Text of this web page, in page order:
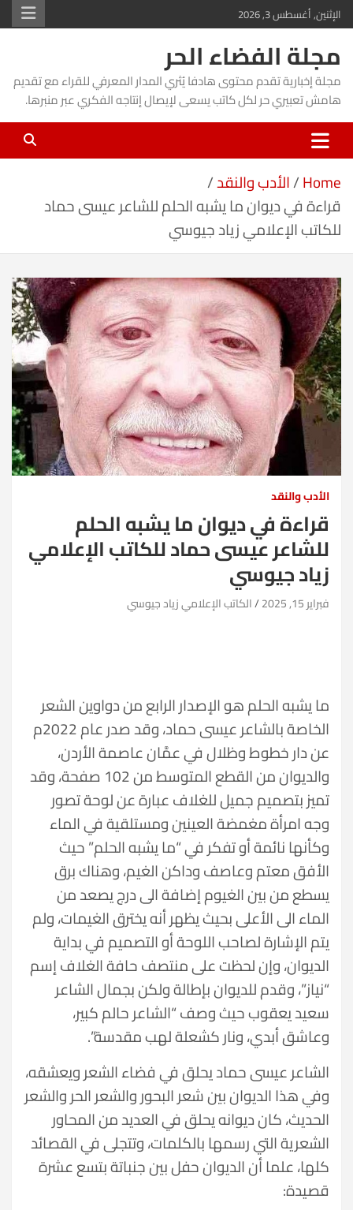
Skip
to
content
الإثنين, أغسطس 3, 2026
مجلة الفضاء الحر
مجلة إخبارية تقدم محتوى هادفا يُثري المدار المعرفي للقراء مع تقديم
هامش تعبيري حر لكل كاتب يسعى لإيصال إنتاجه الفكري عبر منبرها.
Home الأدب والنقد
قراءة في ديوان ما يشبه الحلم للشاعر عيسى حماد
للكاتب الإعلامي زياد جيوسي
الأدب والنقد
قراءة في ديوان ما يشبه الحلم
للشاعر عيسى حماد للكاتب الإعلامي
زياد جيوسي
فبراير 15, 2025 الكاتب الإعلامي زياد جيوسي
ما يشبه الحلم هو الإصدار الرابع من دواوين الشعر
الخاصة بالشاعر عيسى حماد، وقد صدر عام 2022م
عن دار خطوط وظلال في عمَّان عاصمة الأردن،
والديوان من القطع المتوسط من 102 صفحة، وقد
تميز بتصميم جميل للغلاف عبارة عن لوحة تصور
وجه امرأة مغمضة العينين ومستلقية في الماء
وكأنها نائمة أو تفكر في “ما يشبه الحلم” حيث
الأفق معتم وعاصف وداكن الغيم، وهناك برق
يسطع من بين الغيوم إضافة الى درج يصعد من
الماء الى الأعلى بحيث يظهر أنه يخترق الغيمات، ولم
يتم الإشارة لصاحب اللوحة أو التصميم في بداية
الديوان، وإن لحظت على منتصف حافة الغلاف إسم
“نياز”، وقدم للديوان بإطالة ولكن بجمال الشاعر
سعيد يعقوب حيث وصف “الشاعر حالم كبير،
وعاشق أبدي، ونار كشعلة لهب مقدسة”.
الشاعر عيسى حماد يحلق في فضاء الشعر ويعشقه،
وفي هذا الديوان بين شعر البحور والشعر الحر والشعر
الحديث، كان ديوانه يحلق في العديد من المحاور
الشعرية التي رسمها بالكلمات، وتتجلى في القصائد
كلها، علما أن الديوان حفل بين جنباتة بتسع عشرة
قصيدة: